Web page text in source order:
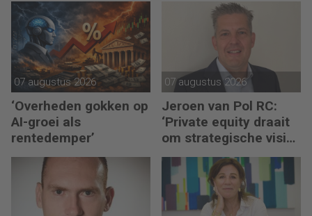
07 augustus 2026
‘Overheden gokken op
AI-groei als
rentedemper’
07 augustus 2026
Jeroen van Pol RC:
‘Private equity draait
om strategische visie
én operational
excellence’